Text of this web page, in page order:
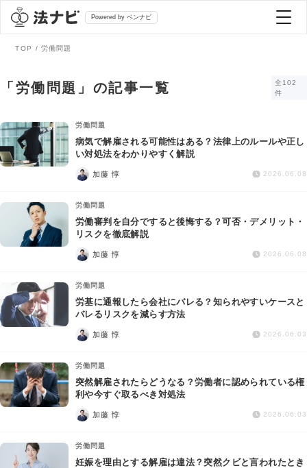
Powered by ベンナビ
全て
法律相談
債務整理
交通事故
労働問題
債権回収
IT・ネット
弁護士を探す
おすすめ弁護士診断
AI Search Premium
掲載をご検討の弁護士の方へ
TOP 労働問題
「労働問題」の記事一覧
全102
件
労働問題
病気で解雇される可能性はある？法律上のルールや正し
い対処法をわかりやすく解説
加藤 惇 2026.06.08
労働問題
労働審判を自分ですると後悔する？可否・デメリット・
リスクを徹底解説
加藤 惇 2026.06.08
労働問題
労基に通報したら会社にバレる？知られやすいケースと
バレるリスクを減らす方法
加藤 惇 2026.06.03
労働問題
突然解雇されたらどうなる？労働者に認められている権
利や今すぐ取るべき対処法
加藤 惇 2026.06.03
労働問題
妊娠を理由とする解雇は違法？突然クビと言われたとき